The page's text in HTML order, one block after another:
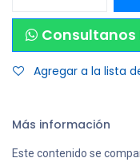
Consultanos
Agregar a la lista
Más información
Este contenido se